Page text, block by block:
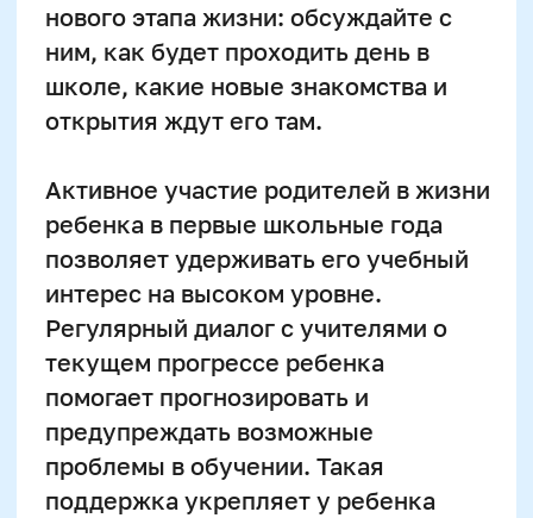
Психологическая
готовность к школе: как
помочь ребенку
адаптироваться